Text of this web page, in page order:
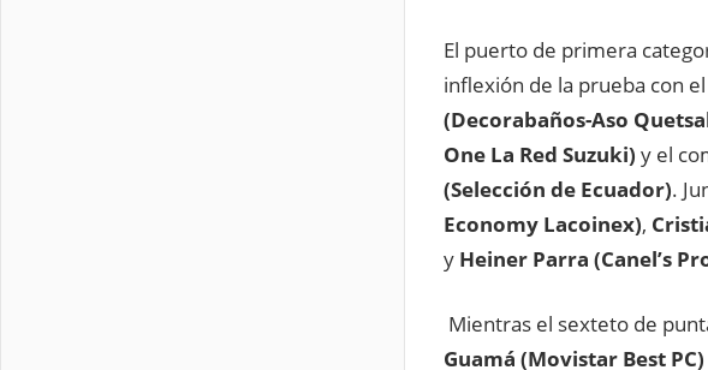
El puerto de primera
inflexión de la prueba con
(Decorabaños-Aso
One La Red Suzuki) y el
(Selección de Ecuador).
Economy Lacoinex),
y Heiner Parra (Canel’s
Mientras el sexteto de
Guamá (Movistar Best PC)